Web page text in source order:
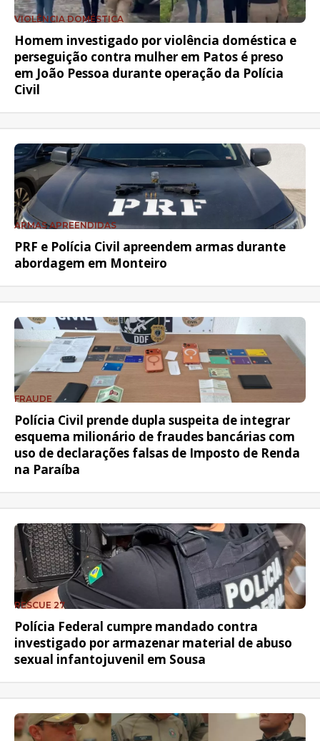
VIOLÊNCIA DOMÉSTICA
Homem investigado por violência doméstica e
perseguição contra mulher em Patos é preso
em João Pessoa durante operação da Polícia
Civil
ARMAS APREENDIDAS
PRF e Polícia Civil apreendem armas durante
abordagem em Monteiro
FRAUDE
Polícia Civil prende dupla suspeita de integrar
esquema milionário de fraudes bancárias com
uso de declarações falsas de Imposto de Renda
na Paraíba
RESCUE 27
Polícia Federal cumpre mandado contra
investigado por armazenar material de abuso
sexual infantojuvenil em Sousa